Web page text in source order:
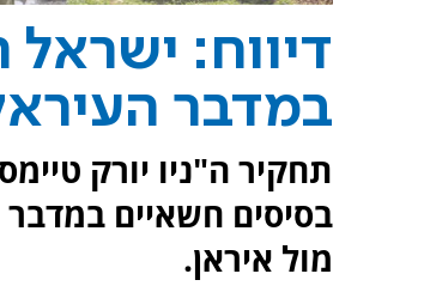
דיווח:
במדבר
תחקיר ה"ניו יורק
בסיסים חשאיים
מול איראן.